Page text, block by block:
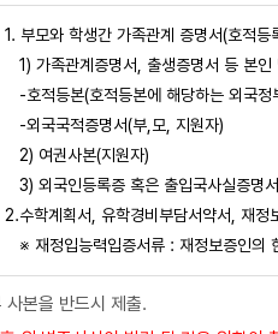
1. 부모와 학생간 가족관계 증명서(호적
1) 가족관계증명서, 출생증명서 등 본
-호적등본(호적등본에 해당하는 외국정
-외국국적증명서(부,모, 지원자)
2) 여권사본(지원자)
3) 외국인등록증 혹은 출입국사실증명
2.수학계획서, 유학경비부담서약서, 재
※ 재정입능력입증서류 : 재정보증인의
본을 반드시 제출.